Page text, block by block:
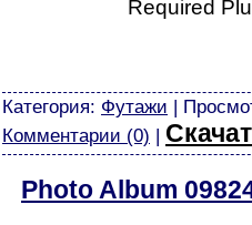
Required
Категория: Футажи |
Комментарии (0)
Photo Album